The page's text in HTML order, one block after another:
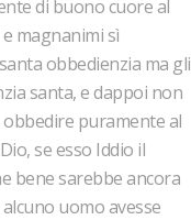
di buono cuore al
magnanimi sì
obbedienzia ma gli
santa, e dappoi non
puramente al
se esso Iddio il
bene sarebbe ancora
uomo avesse